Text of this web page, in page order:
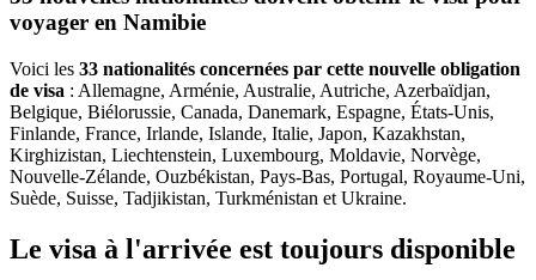
voyager en Namibie
Voici les 33 nationalités concernées par cette nouvelle obligation
de visa : Allemagne, Arménie, Australie, Autriche, Azerbaïdjan,
Belgique, Biélorussie, Canada, Danemark, Espagne, États-Unis,
Finlande, France, Irlande, Islande, Italie, Japon, Kazakhstan,
Kirghizistan, Liechtenstein, Luxembourg, Moldavie, Norvège,
Nouvelle-Zélande, Ouzbékistan, Pays-Bas, Portugal, Royaume-Uni,
Suède, Suisse, Tadjikistan, Turkménistan et Ukraine.
Le visa à l'arrivée est toujours disponible